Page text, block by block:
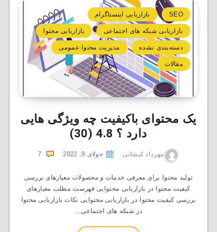
SEO بازاریابی اینستاگرام
بازاریابی شبکه های اجتماعی بازاریابی محتوا
دسته‌بندی نشده مدیریت محتوا عمومی
مقالات
یک محتوای باکیفیت چه ویژگی هایی
دارد ؟ 4.8 (30)
مهرداد کیشانی جولای 9, 2022 7
تولید محتوا برای معرفی خدمات و محصولات معیارهای بررسی
کیفیت محتوا در بازاریابی محتوایی فهرست مطلب معیارهای
بررسی کیفیت محتوا در بازاریابی محتوایی نکات بازاریابی محتوا
در شبکه های اجتماعی…